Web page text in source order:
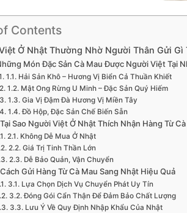
Contents
Ở Nhật Thường Nhờ Người Thân Gửi Gì
Món Đặc Sản Cà Mau Được Người Việt Tại
1.1. Hải Sản Khô – Hương Vị Biển Cả Thuần Khiết
1.2. Mật Ong Rừng U Minh – Đặc Sản Quý Hiếm
1.3. Gia Vị Đậm Đà Hương Vị Miền Tây
1.4. Đồ Hộp, Đặc Sản Chế Biến Sẵn
Sao Người Việt Ở Nhật Thích Nhận Hàng Từ
2.1. Không Dễ Mua Ở Nhật
2.2. Giá Trị Tinh Thần Lớn
2.3. Dễ Bảo Quản, Vận Chuyển
Gửi Hàng Từ Cà Mau Sang Nhật Hiệu Quả
3.1. Lựa Chọn Dịch Vụ Chuyển Phát Uy Tín
3.2. Đóng Gói Cẩn Thận Để Đảm Bảo Chất Lượng
3.3. Lưu Ý Về Quy Định Nhập Khẩu Của Nhật